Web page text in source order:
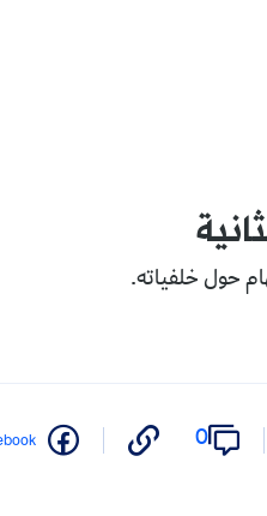
حول خلفياته.
0